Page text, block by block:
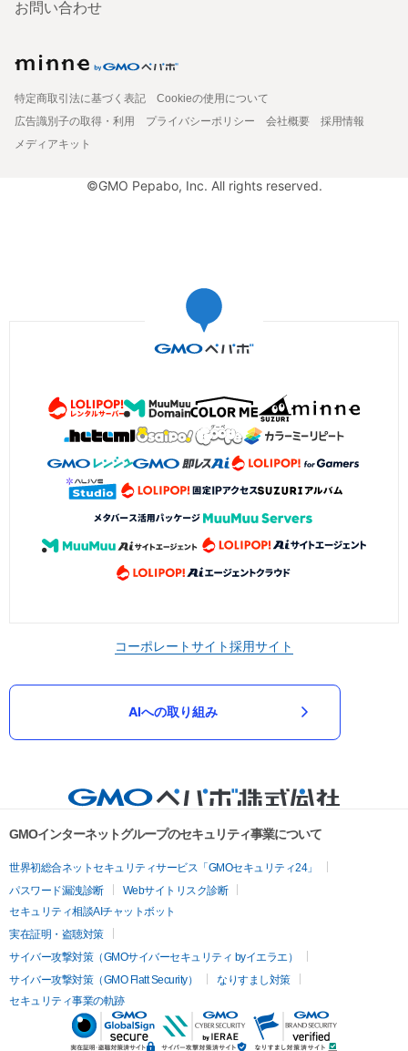
お問い合わせ
特定商取引法に基づく表記
Cookieの使用について
広告識別子の取得・利用
プライバシーポリシー 会社概要
採用情報
メディアキット
©GMO Pepabo, Inc. All rights reserved.
コーポレートサイト採用サイト
AIへの取り組み
GMOインターネットグループのセキュリティ事業について
世界初総合ネットセキュリティサービス「GMOセキュリティ24」
パスワード漏洩診断
Webサイトリスク診断
セキュリティ相談AIチャットボット
実在証明・盗聴対策
サイバー攻撃対策（GMOサイバーセキュリティ byイエラエ）
サイバー攻撃対策（GMO Flatt Security）
なりすまし対策
セキュリティ事業の軌跡